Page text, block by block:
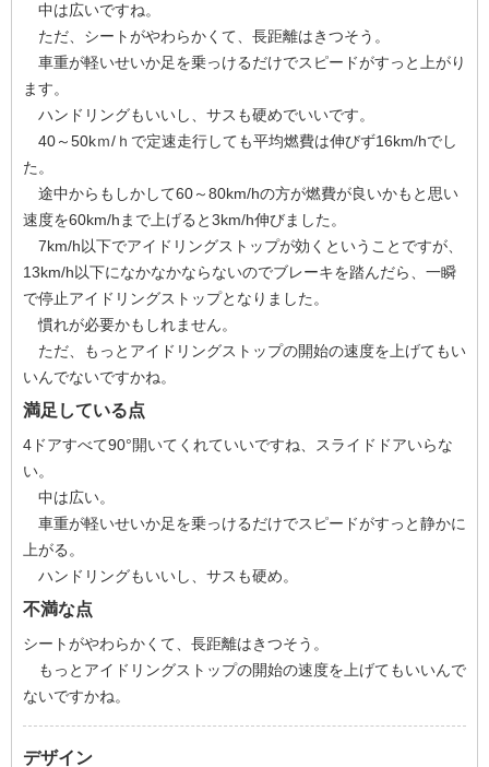
中は広いですね。
ただ、シートがやわらかくて、長距離はきつそう。
車重が軽いせいか足を乗っけるだけでスピードがすっと上がり
ます。
ハンドリングもいいし、サスも硬めでいいです。
40～50kｍ/ｈで定速走行しても平均燃費は伸びず16km/hでし
た。
途中からもしかして60～80km/hの方が燃費が良いかもと思い
速度を60km/hまで上げると3km/h伸びました。
7km/h以下でアイドリングストップが効くということですが、
13km/h以下になかなかならないのでブレーキを踏んだら、一瞬
で停止アイドリングストップとなりました。
慣れが必要かもしれません。
ただ、もっとアイドリングストップの開始の速度を上げてもい
いんでないですかね。
満足している点
4ドアすべて90°開いてくれていいですね、スライドドアいらな
い。
中は広い。
車重が軽いせいか足を乗っけるだけでスピードがすっと静かに
上がる。
ハンドリングもいいし、サスも硬め。
不満な点
シートがやわらかくて、長距離はきつそう。
もっとアイドリングストップの開始の速度を上げてもいいんで
ないですかね。
デザイン